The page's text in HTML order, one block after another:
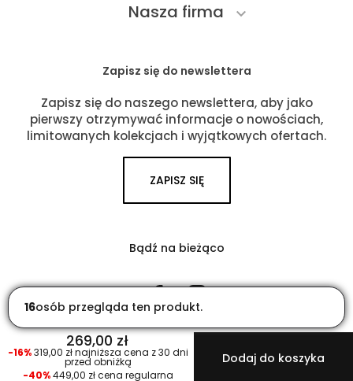
269,00 zł
-16%319,00 zł najniższa cena z 30 dni
przed obniżką
-40%449,00 zł cena regularna
Dodaj do koszyka
16osób przegląda ten produkt.
Nasza firma 
Zapisz się do newslettera
Zapisz się do naszego newslettera, aby jako
pierwszy otrzymywać informacje o nowościach,
limitowanych kolekcjach i wyjątkowych ofertach.
ZAPISZ SIĘ
Bądź na bieżąco
FacebookInstagram